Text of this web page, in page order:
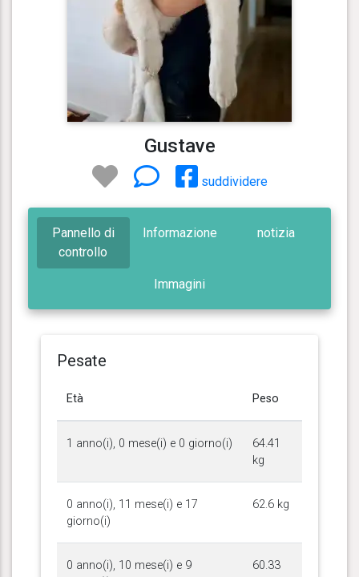
Gustave
suddividere
Pannello di
controllo
Informazione notizia
Immagini
Pesate
Età Peso
1 anno(i), 0 mese(i) e 0 giorno(i)
64.41
kg
0 anno(i), 11 mese(i) e 17
giorno(i)
62.6 kg
0 anno(i), 10 mese(i) e 9
60.33